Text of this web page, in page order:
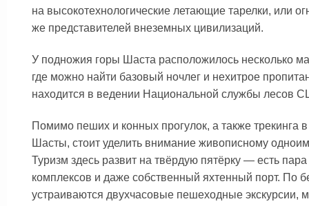
на высокотехнологические летающие тарелки, или
же представителей внеземных цивилизаций.
У подножия горы Шаста расположилось несколько
где можно найти базовый ночлег и нехитрое
находится в ведении Национальной службы лесов
Помимо пеших и конных прогулок, а также трекинга в
Шасты, стоит уделить внимание живописному
Туризм здесь развит на твёрдую пятёрку — есть
комплексов и даже собственный яхтенный порт. По
устраиваются двухчасовые пешеходные экскурсии,